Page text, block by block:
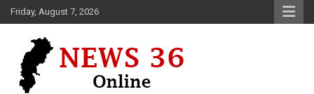
Skip
to
Friday, August 7, 2026